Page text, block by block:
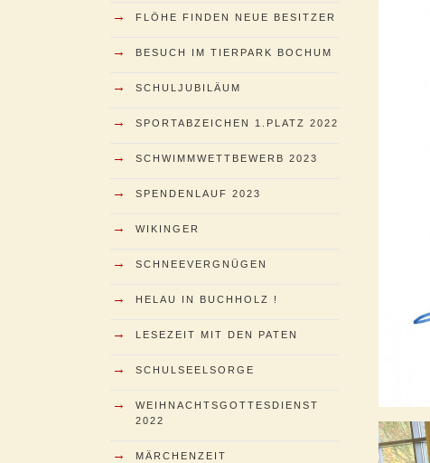
→ FLÖHE FINDEN NEUE BESITZER
→ BESUCH IM TIERPARK BOCHUM
→ SCHULJUBILÄUM
→ SPORTABZEICHEN 1.PLATZ 2022
→ SCHWIMMWETTBEWERB 2023
→ SPENDENLAUF 2023
→ WIKINGER
→ SCHNEEVERGNÜGEN
→ HELAU IN BUCHHOLZ !
→ LESEZEIT MIT DEN PATEN
→ SCHULSEELSORGE
→
WEIHNACHTSGOTTESDIENST
2022
→ MÄRCHENZEIT